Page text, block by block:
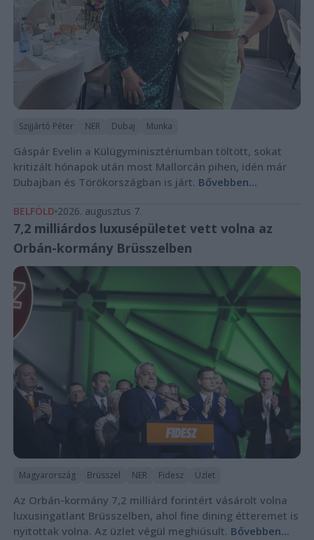
Szijjártó Péter NER Dubaj Munka
Gáspár Evelin a Külügyminisztériumban töltött, sokat
kritizált hónapok után most Mallorcán pihen, idén már
Dubajban és Törökországban is járt. Bővebben...
BELFÖLD 2026. augusztus 7.
7,2 milliárdos luxusépületet vett volna az
Orbán-kormány Brüsszelben
Magyarország Brüsszel NER Fidesz Üzlet
Az Orbán-kormány 7,2 milliárd forintért vásárolt volna
luxusingatlant Brüsszelben, ahol fine dining étteremet is
nyitottak volna. Az üzlet végül meghiúsult. Bővebben...